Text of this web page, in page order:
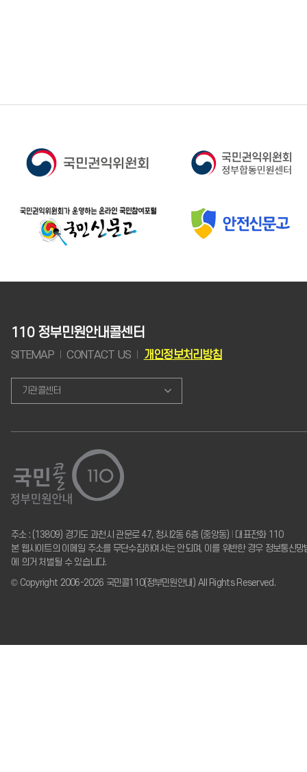
110 정부민원안내콜센터
SITEMAP CONTACT US 개인정보처리방침
기관콜센터
주소 : (13809) 경기도 과천시 관문로 47, 청사2동 6층 (중앙동)
대표전화 110
본 웹사이트의 이메일 주소를 무단수집하여서는 안되며, 이를 위반한 경우 정보통신망
에 의거 처벌될 수 있습니다.
© Copyright 2006-2026 국민콜110(정부민원안내) All Rights Reserved.